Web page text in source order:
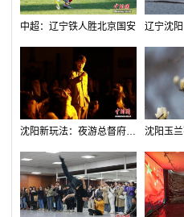
中超：辽宁铁人胜北京国安
沈阳新玩法：夜游总督府，当一回“赴宴者”